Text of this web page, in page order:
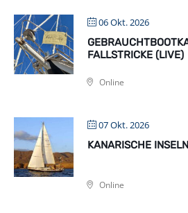
06 Okt. 2026
FALLSTRICKE (LIVE)
Online
07 Okt. 2026
KANARISCHE
Online